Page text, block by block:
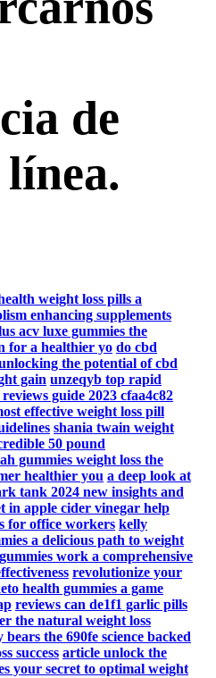
de
weight loss pills a
enhancing supplements
acv luxe gummies the
for a healthier yo do cbd
the potential of cbd
gain unzeqyb top rapid
guide 2023 cfaa4c82
effective weight loss pill
shania twain weight
50 pound
gummies weight loss the
healthier you a deep look at
tank 2024 new insights and
in apple cider vinegar help
for office workers kelly
a delicious path to weight
work a comprehensive
revolutionize your
health gummies a game
reviews can de1f1 garlic pills
the natural weight loss
the 690fe science backed
success article unlock the
your secret to optimal weight